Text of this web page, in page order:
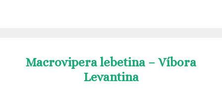
Macrovipera lebetina – Víbora
Levantina